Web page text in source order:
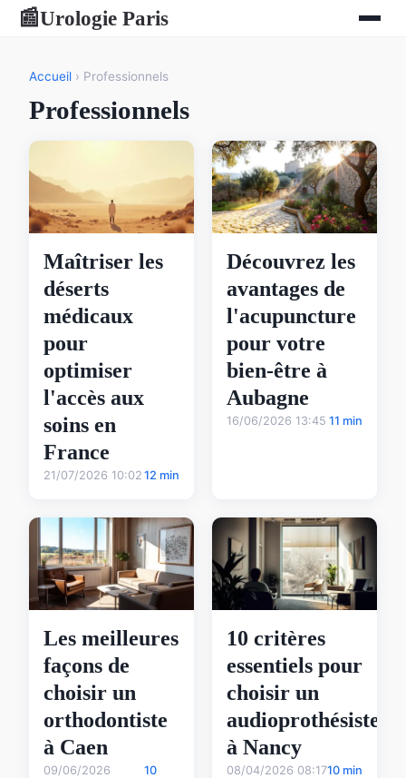
📰Urologie Paris
Accueil › Professionnels
Professionnels
Maîtriser les
déserts
médicaux
pour
optimiser
l'accès aux
soins en
France
21/07/2026 10:02 12 min
Découvrez les
avantages de
l'acupuncture
pour votre
bien-être à
Aubagne
16/06/2026 13:45 11 min
Les meilleures
façons de
choisir un
orthodontiste
à Caen
09/06/2026
10
10 critères
essentiels pour
choisir un
audioprothésiste
à Nancy
08/04/2026 08:1710 min